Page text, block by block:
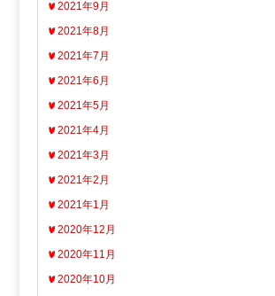
2021年9月
2021年8月
2021年7月
2021年6月
2021年5月
2021年4月
2021年3月
2021年2月
2021年1月
2020年12月
2020年11月
2020年10月